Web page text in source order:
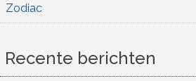
Zodiac
Recente berichten